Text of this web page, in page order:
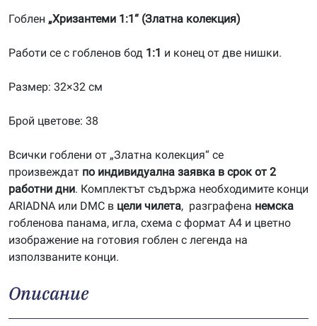
Гоблен „Хризантеми 1:1“ (Златна колекция)
Работи се с гобленов бод 1:1 и конец от две нишки.
Размер: 32×32 см
Брой цветове: 38
Всички гоблени от „Златна колекция“ се
произвеждат по индивидуална заявка в срок от 2
работни дни. Комплектът съдържа необходимите конци
ARIADNA или DMC в цели чилета, разграфена немска
гобленова панама, игла, схема с формат А4 и цветно
изображение на готовия гоблен с легенда на
използваните конци.
Описание